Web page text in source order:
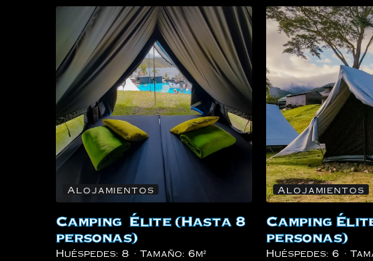
Alojamientos
Camping Élite (Hasta 8
personas)
Huéspedes: 8 Tamaño: 6m²
Alojamientos
Camping
personas)
Huéspedes: 6